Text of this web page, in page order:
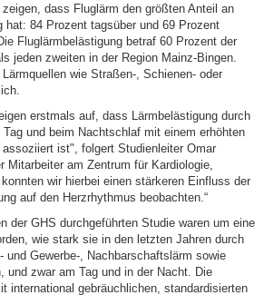
dass Fluglärm den größten Anteil an
hat: 84 Prozent tagsüber und 69 Prozent
Fluglärmbelästigung betraf 60 Prozent der
jeden zweiten in der Region Mainz-Bingen.
wie Straßen-, Schienen- oder
erstmals auf, dass Lärmbelästigung durch
und beim Nachtschlaf mit einem erhöhten
ist", folgert Studienleiter Omar
Mitarbeiter am Zentrum für Kardiologie,
wir hierbei einen stärkeren Einfluss der
auf den Herzrhythmus beobachten.“
der GHS durchgeführten Studie waren um eine
wie stark sie in den letzten Jahren durch
und Gewerbe-, Nachbarschaftslärm sowie
und zwar am Tag und in der Nacht. Die
international gebräuchlichen, standardisierten